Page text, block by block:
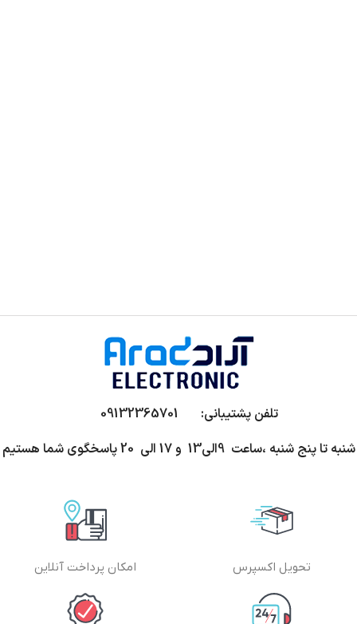
تلفن پشتیبانی: 09132365701
شنبه تا پنج شنبه ،ساعت 9الی13 و 17 الی 20 پاسخگوی شما هستیم
تحویل اکسپرس امکان پرداخت آنلاین